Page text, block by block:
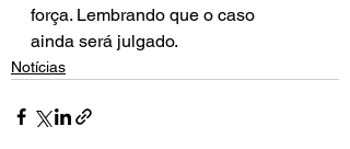
força. Lembrando que o caso
ainda será julgado.
Notícias